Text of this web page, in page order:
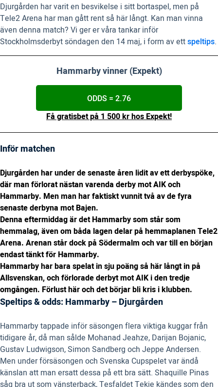
Djurgården har varit en besvikelse i sitt bortaspel, men på
Tele2 Arena har man gått rent så här långt. Kan man vinna
även denna match? Vi ger er våra tankar inför
Stockholmsderbyt söndagen den 14 maj, i form av ettspeltips.
Hammarby vinner (Expekt)
ODDS = 2.76
Få gratisbet på 1 500 kr hos Expekt!
Inför matchen
Djurgården har under de senaste åren lidit av ett derbyspöke,
där man förlorat nästan varenda derby mot AIK och
Hammarby. Men man har faktiskt vunnit två av de fyra
senaste derbyna mot Bajen.
Denna eftermiddag är det Hammarby som står som
hemmalag, även om båda lagen delar på hemmaplanen Tele2
Arena. Arenan står dock på Södermalm och var till en början
endast tänkt för Hammarby.
Hammarby har bara spelat in sju poäng så här långt in på
Allsvenskan, och förlorade derbyt mot AIK i den tredje
omgången. Förlust här och det börjar bli kris i klubben.
Speltips & odds: Hammarby – Djurgården
Hammarby tappade inför säsongen flera viktiga kuggar från
tidigare år, då man sålde Mohanad Jeahze, Darijan Bojanic,
Gustav Ludwigson, Simon Sandberg och Jeppe Andersen.
Men under försäsongen och Svenska Cupspelet var ändå
känslan att man ersatt dessa på ett bra sätt. Shaquille Pinas
såg bra ut som vänsterback, Tesfaldet Tekie kändes som den